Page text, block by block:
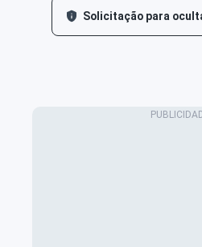
Solicitação para